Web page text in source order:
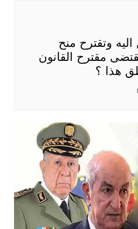
وتقترح منح
مقترح القانون